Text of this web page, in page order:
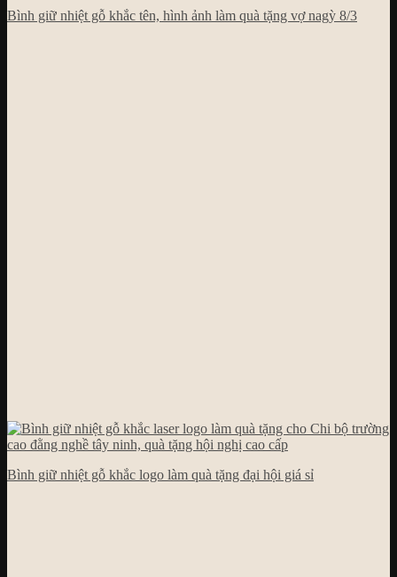
Bình giữ nhiệt gỗ khắc tên, hình ảnh làm quà tặng vợ nagỳ 8/3
Bình giữ nhiệt gỗ khắc logo làm quà tặng đại hội giá sỉ